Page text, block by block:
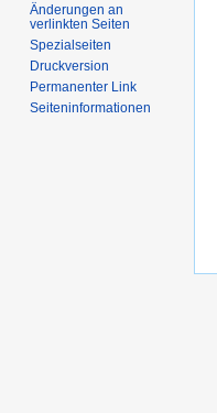
Änderungen an
verlinkten Seiten
Spezialseiten
Druckversion
Permanenter Link
Seiten­­informationen